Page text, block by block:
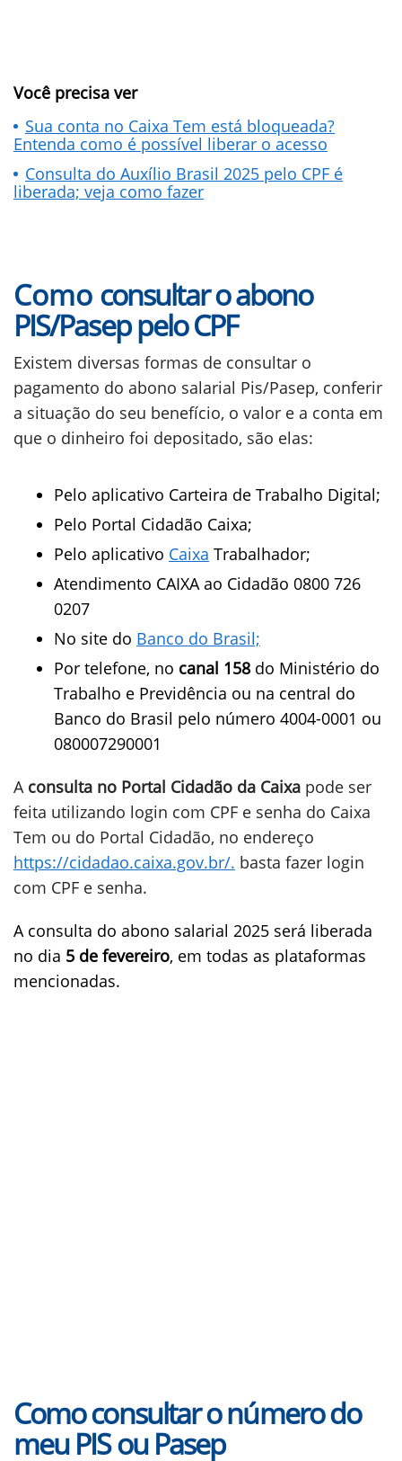
Você precisa ver
Sua conta no Caixa Tem está bloqueada?
Entenda como é possível liberar o acesso
Consulta do Auxílio Brasil 2025 pelo CPF é
liberada; veja como fazer
Como consultar o abono
PIS/Pasep pelo CPF
Existem diversas formas de consultar o
pagamento do abono salarial Pis/Pasep, conferir
a situação do seu benefício, o valor e a conta em
que o dinheiro foi depositado, são elas:
Pelo aplicativo Carteira de Trabalho Digital;
Pelo Portal Cidadão Caixa;
Pelo aplicativo Caixa Trabalhador;
Atendimento CAIXA ao Cidadão 0800 726
0207
No site do Banco do Brasil;
Por telefone, no canal 158 do Ministério do
Trabalho e Previdência ou na central do
Banco do Brasil pelo número 4004-0001 ou
080007290001
A consulta no Portal Cidadão da Caixa pode ser
feita utilizando login com CPF e senha do Caixa
Tem ou do Portal Cidadão, no endereço
https://cidadao.caixa.gov.br/. basta fazer login
com CPF e senha.
A consulta do abono salarial 2025 será liberada
no dia 5 de fevereiro, em todas as plataformas
mencionadas.
Como consultar o número do
meu PIS ou Pasep